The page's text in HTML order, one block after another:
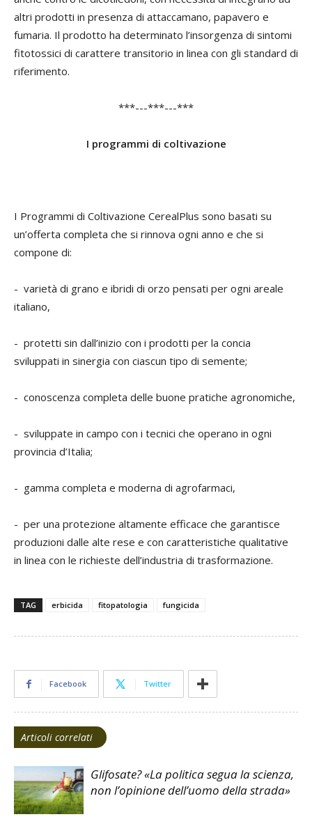
altri prodotti in presenza di attaccamano, papavero e
fumaria. Il prodotto ha determinato l’insorgenza di sintomi
fitotossici di carattere transitorio in linea con gli standard di
riferimento.
***---***---***
I programmi di coltivazione
I Programmi di Coltivazione CerealPlus sono basati su
un’offerta completa che si rinnova ogni anno e che si
compone di:
- varietà di grano e ibridi di orzo pensati per ogni areale
italiano,
- protetti sin dall’inizio con i prodotti per la concia
sviluppati in sinergia con ciascun tipo di semente;
- conoscenza completa delle buone pratiche agronomiche,
- sviluppate in campo con i tecnici che operano in ogni
provincia d’Italia;
- gamma completa e moderna di agrofarmaci,
- per una protezione altamente efficace che garantisce
produzioni dalle alte rese e con caratteristiche qualitative
in linea con le richieste dell’industria di trasformazione.
TAG erbicida fitopatologia fungicida
Facebook Twitter
Articoli correlati
Glifosate? «La politica segua la scienza,
non l’opinione dell’uomo della strada»